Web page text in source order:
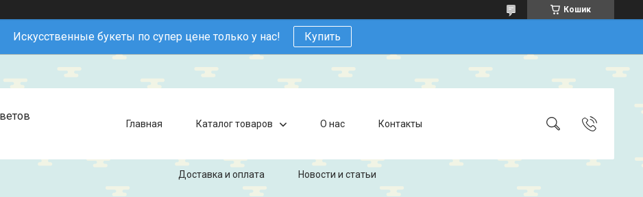
Кошик
Искусственные букеты по супер цене только у нас! Купить
Главная Каталог товаров О нас Контакты
Доставка и оплата Новости и статьи